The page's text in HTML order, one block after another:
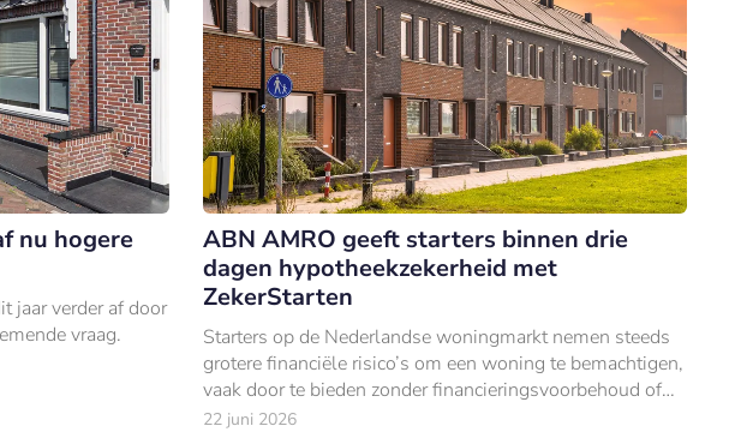
nu hogere
jaar verder af door
vraag.
ABN AMRO geeft starters binnen drie
dagen hypotheekzekerheid met
ZekerStarten
Starters op de Nederlandse woningmarkt nemen steeds
grotere financiële risico’s om een woning te bemachtigen,
vaak door te bieden zonder financieringsvoorbehoud of
bouwkundige keuring.
22 juni 2026